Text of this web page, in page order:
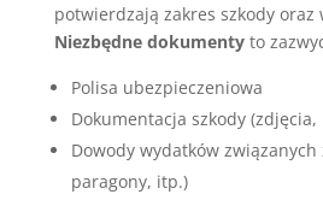
potwierdzają zakres szkody oraz
Niezbędne dokumentyto
Polisa ubezpieczeniowa
Dokumentacja szkody
Dowody wydatków
paragony, itp.)